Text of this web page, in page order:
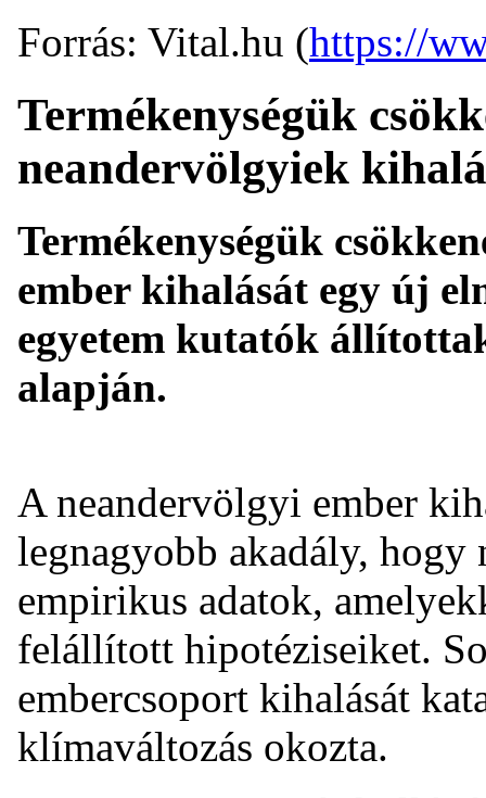
Forrás: Vital.hu (https://
Termékenységük
neandervölgyiek
Termékenységük
ember kihalását egy új
egyetem kutatók
alapján.
A neandervölgyi ember
legnagyobb akadály, hogy
empirikus adatok,
felállított hipotéziseiket.
embercsoport kihalását
klímaváltozás okozta.